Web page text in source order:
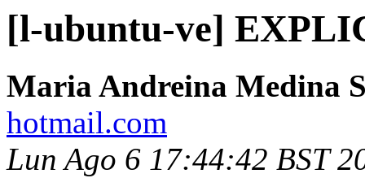
[l-ubuntu-ve]
Maria Andreina Medina
hotmail.com
Lun Ago 6 17:44:42 BST